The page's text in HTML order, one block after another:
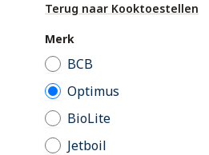
Terug naar Kooktoestellen
Merk
BCB
Optimus
BioLite
Jetboil